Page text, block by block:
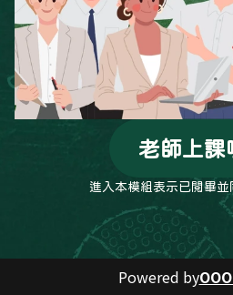
老師上課
進入本模組表示已閱畢並
Powered by